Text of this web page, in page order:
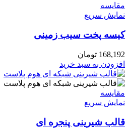
مقايسه
نمایش سریع
کیسه پخت سیب زمینی
168,192 تومان
افزودن به سبد خرید
مقايسه
نمایش سریع
قالب شیرینی پنجره ای